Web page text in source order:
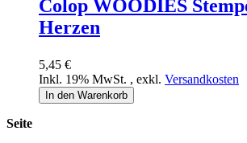
Colop WOODIES
Herzen
5,45 €
Inkl. 19% MwSt. , exkl. Versandkosten
In den Warenkorb
Seite